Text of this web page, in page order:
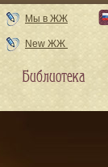
Мы в ЖЖ
New ЖЖ
Библиотека